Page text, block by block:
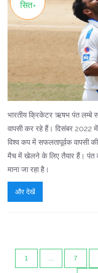
सित॰
भारतीय क्रिकेटर ऋषभ पंत लम्बे
वापसी कर रहे हैं। दिसंबर 2022
विश्व कप में सफलतापूर्वक वापसी
मैच में खेलने के लिए तैयार हैं। पंत
माना जा रहा है।
और देखें
1 7